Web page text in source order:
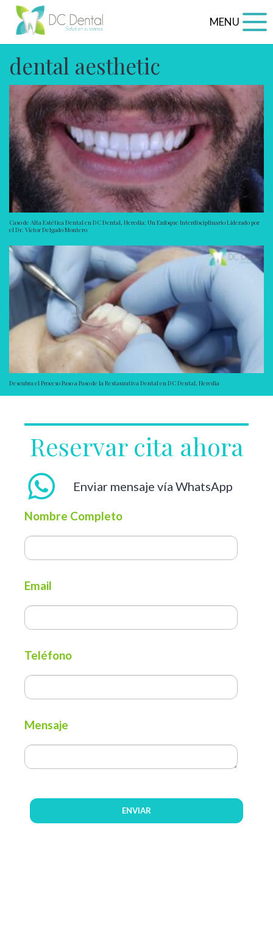
MENU
dental aesthetic
Caso de Alta Estética Dental en DC Dental, Heredia: Un Enfoque Interdisciplinario Liderado por
el Dr. Víctor Delgado Montero
Descubra el Proceso Paso a Paso de la Restaurativa Dental en DC Dental, Heredia
Reservar cita ahora
Enviar mensaje vía WhatsApp
Nombre Completo
Email
Teléfono
Mensaje